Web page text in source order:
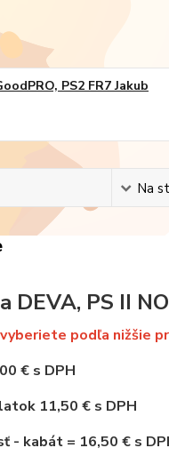
PS2 FR7 Jakub
Na
DEVA, PS II
podľa nižšie
€ s DPH
11,50 € s DPH
- kabát = 16,50 € s